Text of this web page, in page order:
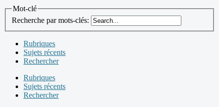
Mot-clé
Recherche par mots-clés:
Rubriques
Sujets récents
Rechercher
Rubriques
Sujets récents
Rechercher